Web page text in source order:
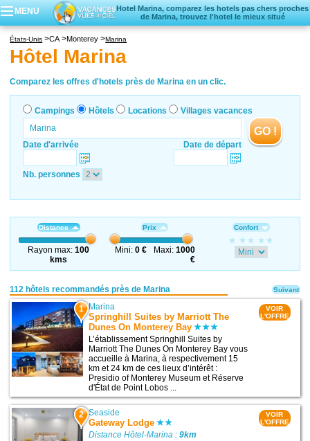
MENU
Hotel Marina, comparez les hotels pas chers proches
de Marina, trouvez l'hotel le mieux situé
Locations vacances
Villages vacances
États-Unis CA Monterey Marina
Hôtel Marina
Comparez les offres d'hotels près de Marina en un clic.
Campings Hôtels Locations Villages vacances
Date d'arrivée Date de départ
GO !
Nb. personnes
Distance
Rayon max:100
kms
Prix
Mini: 0 € Maxi:1000
€
Confort
112 hôtels recommandés près de Marina
1 Marina
Springhill Suites by Marriott The
Dunes On Monterey Bay
L’établissement Springhill Suites by
Marriott The Dunes On Monterey Bay vous
accueille à Marina, à respectivement 15
km et 24 km de ces lieux d’intérêt :
Presidio of Monterey Museum et Réserve
d'État de Point Lobos ...
VOIR
L'OFFRE
2 Seaside
Gateway Lodge
Distance Hôtel-Marina :9km
VOIR
L'OFFRE
Suivant